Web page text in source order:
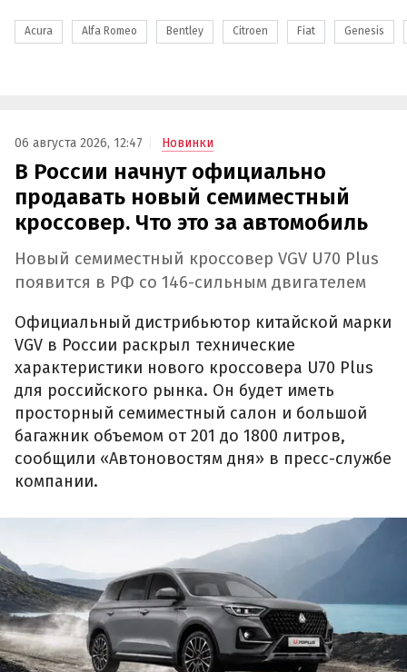
Acura Alfa Romeo Bentley Citroen Fiat Genesis
06 августа 2026, 12:47 Новинки
В России начнут официально
продавать новый семиместный
кроссовер. Что это за автомобиль
Новый семиместный кроссовер VGV U70 Plus
появится в РФ со 146-сильным двигателем
Официальный дистрибьютор китайской марки
VGV в России раскрыл технические
характеристики нового кроссовера U70 Plus
для российского рынка. Он будет иметь
просторный семиместный салон и большой
багажник объемом от 201 до 1800 литров,
сообщили «Автоновостям дня» в пресс-службе
компании.